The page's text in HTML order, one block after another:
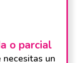
o parcial
un